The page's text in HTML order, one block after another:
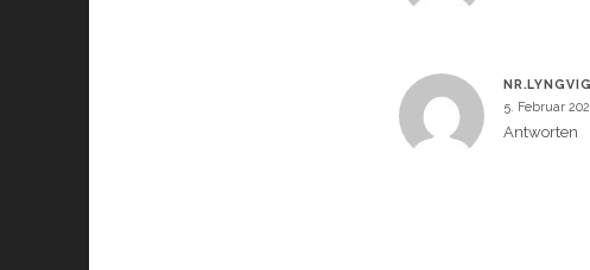
5. Februar
Antworten